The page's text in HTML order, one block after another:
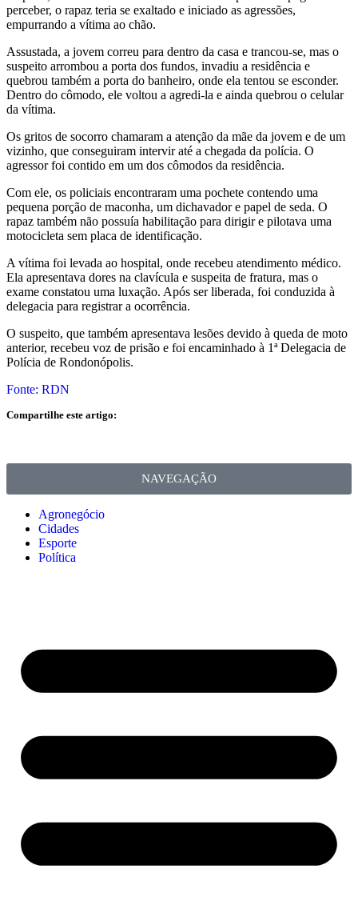
perceber, o rapaz teria se exaltado e iniciado as agressões,
empurrando a vítima ao chão.
Assustada, a jovem correu para dentro da casa e trancou-se, mas o
suspeito arrombou a porta dos fundos, invadiu a residência e
quebrou também a porta do banheiro, onde ela tentou se esconder.
Dentro do cômodo, ele voltou a agredi-la e ainda quebrou o celular
da vítima.
Os gritos de socorro chamaram a atenção da mãe da jovem e de um
vizinho, que conseguiram intervir até a chegada da polícia. O
agressor foi contido em um dos cômodos da residência.
Com ele, os policiais encontraram uma pochete contendo uma
pequena porção de maconha, um dichavador e papel de seda. O
rapaz também não possuía habilitação para dirigir e pilotava uma
motocicleta sem placa de identificação.
A vítima foi levada ao hospital, onde recebeu atendimento médico.
Ela apresentava dores na clavícula e suspeita de fratura, mas o
exame constatou uma luxação. Após ser liberada, foi conduzida à
delegacia para registrar a ocorrência.
O suspeito, que também apresentava lesões devido à queda de moto
anterior, recebeu voz de prisão e foi encaminhado à 1ª Delegacia de
Polícia de Rondonópolis.
Fonte: RDN
Compartilhe este artigo:
NAVEGAÇÃO
Agronegócio
Cidades
Esporte
Política